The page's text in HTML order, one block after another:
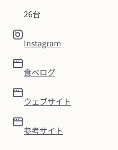
26台
Instagram
食べログ
ウェブサイト
参考サイト